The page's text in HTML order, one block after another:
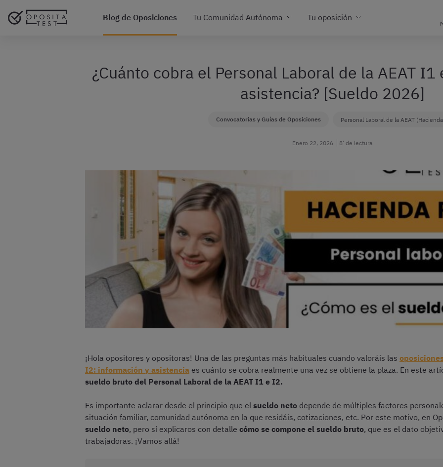
Blog de Oposiciones Tu Comunidad Autónoma Tu oposición
¿Cuánto cobra el Personal Laboral de la AEAT
asistencia? [Sueldo 2026]
Convocatorias y Guías de Oposiciones Personal Laboral de la AEAT
Enero 22, 2026 8’ de lectura
¡Hola opositores y opositoras! Una de las preguntas más habituales cuando valoráis las
I2: información y asistencia es cuánto se cobra realmente una vez se obtiene la plaza. En este
sueldo bruto del Personal Laboral de la AEAT I1 e I2.
Es importante aclarar desde el principio que el sueldo neto depende de múltiples factores
situación familiar, comunidad autónoma en la que residáis, cotizaciones, etc. Por este motivo, en
sueldo neto, pero sí explicaros con detalle cómo se compone el sueldo bruto, que es el dato
trabajadoras. ¡Vamos allá!